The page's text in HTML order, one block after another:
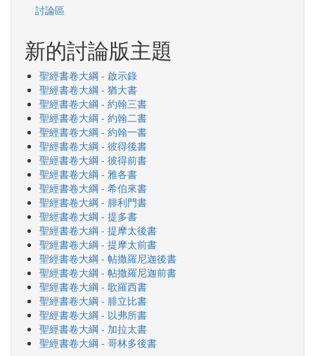
討論區
新的討論版主題
聖經書卷大綱 - 啟示錄
聖經書卷大綱 - 猶大書
聖經書卷大綱 - 約翰三書
聖經書卷大綱 - 約翰二書
聖經書卷大綱 - 約翰一書
聖經書卷大綱 - 彼得後書
聖經書卷大綱 - 彼得前書
聖經書卷大綱 - 雅各書
聖經書卷大綱 - 希伯來書
聖經書卷大綱 - 腓利門書
聖經書卷大綱 - 提多書
聖經書卷大綱 - 提摩太後書
聖經書卷大綱 - 提摩太前書
聖經書卷大綱 - 帖撒羅尼迦後書
聖經書卷大綱 - 帖撒羅尼迦前書
聖經書卷大綱 - 歌羅西書
聖經書卷大綱 - 腓立比書
聖經書卷大綱 - 以弗所書
聖經書卷大綱 - 加拉太書
聖經書卷大綱 - 哥林多後書